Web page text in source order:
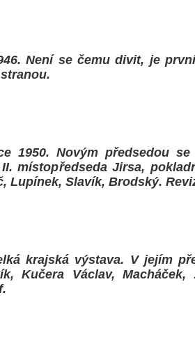
Není se čemu divit, je
1950. Novým předsedou se
místopředseda Jirsa,
Lupínek, Slavík, Brodský.
krajská výstava. V jejím
Kučera Václav, Macháček,